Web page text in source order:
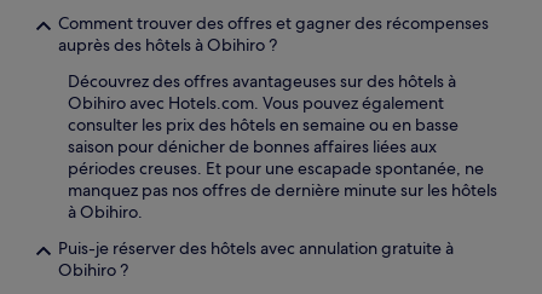
Comment trouver des offres et gagner des récompenses
auprès des hôtels à Obihiro ?
Découvrez des offres avantageuses sur des hôtels à
Obihiro avec Hotels.com. Vous pouvez également
consulter les prix des hôtels en semaine ou en basse
saison pour dénicher de bonnes affaires liées aux
périodes creuses. Et pour une escapade spontanée, ne
manquez pas nos offres de dernière minute sur les hôtels
à Obihiro.
Puis-je réserver des hôtels avec annulation gratuite à
Obihiro ?